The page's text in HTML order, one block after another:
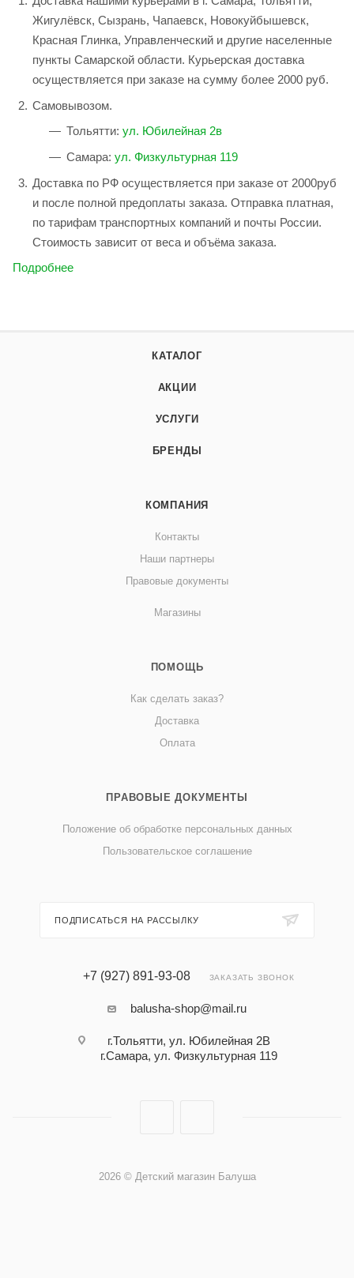
Жигулёвск, Сызрань, Чапаевск, Новокуйбышевск,
Красная Глинка, Управленческий и другие населенные
пункты Самарской области. Курьерская доставка
осуществляется при заказе на сумму более 2000 руб.
Самовывозом.
Тольятти: ул. Юбилейная 2в
Самара: ул. Физкультурная 119
Доставка по РФ осуществляется при заказе от 2000руб
и после полной предоплаты заказа. Отправка платная,
по тарифам транспортных компаний и почты России.
Стоимость зависит от веса и объёма заказа.
Подробнее
КАТАЛОГ
АКЦИИ
УСЛУГИ
БРЕНДЫ
КОМПАНИЯ
Контакты
Наши партнеры
Правовые документы
Магазины
ПОМОЩЬ
Как сделать заказ?
Доставка
Оплата
ПРАВОВЫЕ ДОКУМЕНТЫ
Положение об обработке персональных данных
Пользовательское соглашение
ПОДПИСАТЬСЯ НА РАССЫЛКУ
+7 (927) 891-93-08 ЗАКАЗАТЬ ЗВОНОК
balusha-shop@mail.ru
г.Тольятти, ул. Юбилейная 2В
г.Самара, ул. Физкультурная 119
2026 © Детский магазин Балуша